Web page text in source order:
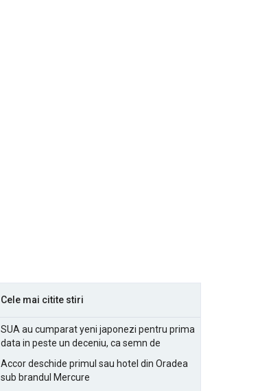
Cele mai citite stiri
SUA au cumparat yeni japonezi pentru prima
data in peste un deceniu, ca semn de
Accor deschide primul sau hotel din Oradea
sub brandul Mercure